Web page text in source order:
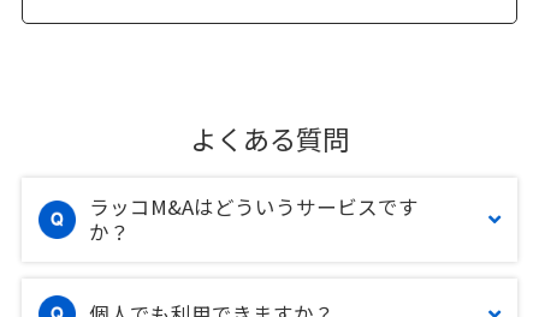
よくある質問
ラッコM&Aはどういうサービスです
か？